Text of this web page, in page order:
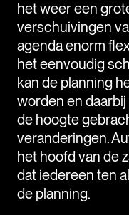
het weer een
verschuivingen
agenda enorm
het eenvoudig
kan de planning
worden en
de hoogte
veranderingen.
het hoofd van de
dat iedereen ten
de planning.